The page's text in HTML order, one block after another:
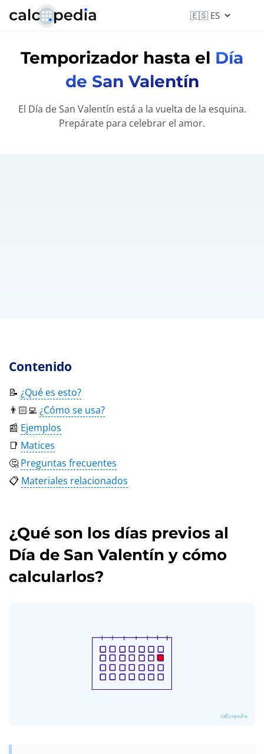
Temporizador hasta el Día
de San Valentín
El Día de San Valentín está a la vuelta de la esquina.
Prepárate para celebrar el amor.
Contenido
📝 ¿Qué es esto?
👨🏻‍💻 ¿Cómo se usa?
📰 Ejemplos
📑 Matices
🤔 Preguntas frecuentes
📋 Materiales relacionados
¿Qué son los días previos al
Día de San Valentín y cómo
calcularlos?